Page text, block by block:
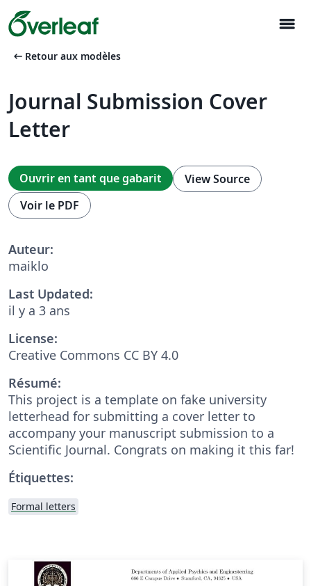
menu
arrow_left_alt Retour aux modèles
Journal Submission Cover
Letter
Ouvrir en tant que gabarit
View Source
Voir le PDF
Auteur:
maiklo
Last Updated:
il y a 3 ans
License:
Creative Commons CC BY 4.0
Résumé:
This project is a template on fake university
letterhead for submitting a cover letter to
accompany your manuscript submission to a
Scientific Journal. Congrats on making it this far!
Étiquettes:
Formal letters